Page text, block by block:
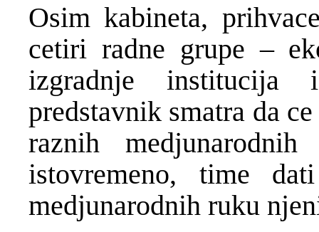
Osim kabineta,
cetiri radne grupe –
izgradnje
predstavnik smatra da
raznih
istovremeno, time
medjunarodnih ruku